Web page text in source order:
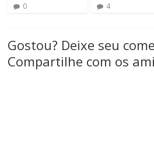
0 4
Gostou? Deixe seu
Compartilhe com os